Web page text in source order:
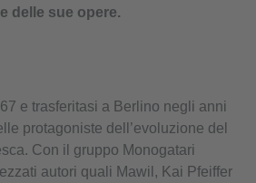
delle sue opere.
e trasferitasi a Berlino negli anni
protagoniste dell’evoluzione del
Con il gruppo Monogatari
autori quali Mawil, Kai Pfeiffer